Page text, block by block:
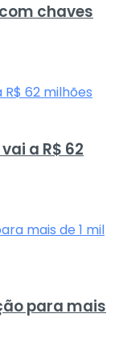
chaves
a R$ 62
para mais